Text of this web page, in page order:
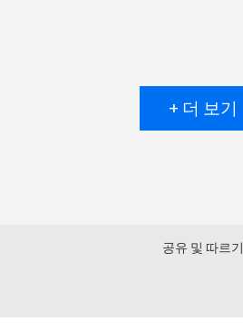
+ 더 보기
공유 및 따르기